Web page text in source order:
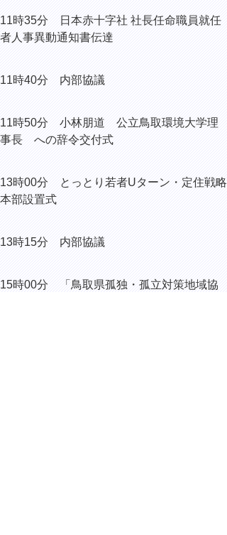
11時35分
日本赤十字社 社長任命職員就任
者人事異動通知書伝達
11時40分 内部協議
11時50分 小林朋道 公立鳥取環境大学理
事長 への辞令交付式
13時00分 とっとり若者Uターン・定住戦略
本部設置式
13時15分 内部協議
15時00分 「鳥取県孤独・孤立対策地域協